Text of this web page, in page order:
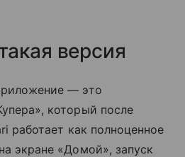
версия
— это
который после
работает как полноценное
экране «Домой», запуск